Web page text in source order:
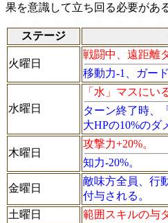
果を意識して立ち回る必要がある
ステージ
火曜日
戦闘中、遠距離
移動力-1、ガー
水曜日
「水」マスにい
ターン終了時、
大HPの10%のダ
木曜日
攻撃力+20%。
知力-20%。
金曜日
敵味方全員、行
付与される。
土曜日
範囲スキルの与